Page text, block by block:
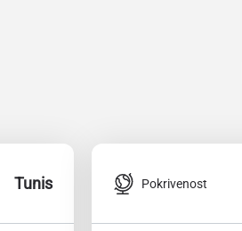
Tunis Pokrivenost